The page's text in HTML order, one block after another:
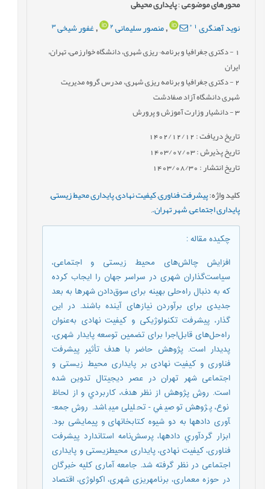
محورهای موضوعی:پایداری محیطی
نوید آهنگری *
,منصور سلیمانی 2
,غفور شیخی 3
- دکتری جغرافیا و برنامه¬ریزی شهری، دانشگاه خوارزمی، تهران،
ایران
2- دکتری جغرافیا و برنامه ریزی شهری، مدرس گروه مدیریت
شهری دانشگاه آزاد صفادشت
3- دانشیار وزارت آموزش و پرورش
تاریخ دریافت : 1402/12/12
تاریخ پذیرش : 1403/07/03
تاریخ انتشار : 1403/08/30
کلید واژه:پیشرفت فناوری,کیفیت نهادی,پایداری محیط زیستی,
پایداری اجتماعی,شهر تهران.,
چکیده مقاله:
افزایش چالش‌های محیط زیستی و اجتماعی،
سیاست‌گذاران شهری در سراسر جهان را ایجاب کرده
که به دنبال راه‌حلی بهینه برای سوق‌دادن شهرها به بعد
جدیدی برای برآوردن نیازهای آینده باشند. در این
گذار، پیشرفت تکنولوژیکی و کیفیت نهادی به‌عنوان
راه‌حل‌های قابل‌اجرا برای تضمین توسعه پایدار شهری،
پدیدار است. پژوهش حاضر با هدف تأثیر پیشرفت
فناوری و کیفیت نهادی بر پایداری محیط زیستی و
اجتماعی شهر تهران در عصر دیجیتال تدوین شده
است. روش پژوهش از نظر هدف، كاربردي و از لحاظ
نوع، پژوهش توصيفي - تحلیلی می­باشد. روش جمع­
آوری داده­ها به دو شیوه کتابخانه­ای و پیمایشی بود.
ابزار گردآوري داده­ها، پرسش‌نامه استاندارد پیشرفت
فناوری، کیفیت نهادی، پایداری محیط­زیستی و پایداری
اجتماعی در نظر گرفته شد. جامعه آماری کلیه خبرگان
در حوزه معماری، برنامه­ریزی شهری، اکولوژی، اقتصاد